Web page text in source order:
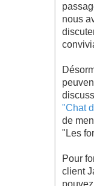
nous
"Chat
de
"Les
Pour
client